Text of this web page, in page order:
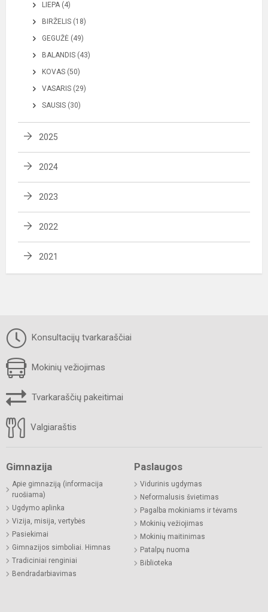
LIEPA (4)
BIRŽELIS (18)
GEGUŽĖ (49)
BALANDIS (43)
KOVAS (50)
VASARIS (29)
SAUSIS (30)
2025
2024
2023
2022
2021
Konsultacijų tvarkaraščiai
Mokinių vežiojimas
Tvarkaraščių pakeitimai
Valgiaraštis
Gimnazija
Apie gimnaziją (informacija
ruošiama)
Ugdymo aplinka
Vizija, misija, vertybės
Pasiekimai
Gimnazijos simboliai. Himnas
Tradiciniai renginiai
Bendradarbiavimas
Paslaugos
Vidurinis ugdymas
Neformalusis švietimas
Pagalba mokiniams ir tėvams
Mokinių vežiojimas
Mokinių maitinimas
Patalpų nuoma
Biblioteka